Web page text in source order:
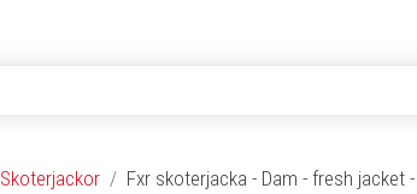
Skoterjackor Fxr skoterjacka - Dam - fresh jacket